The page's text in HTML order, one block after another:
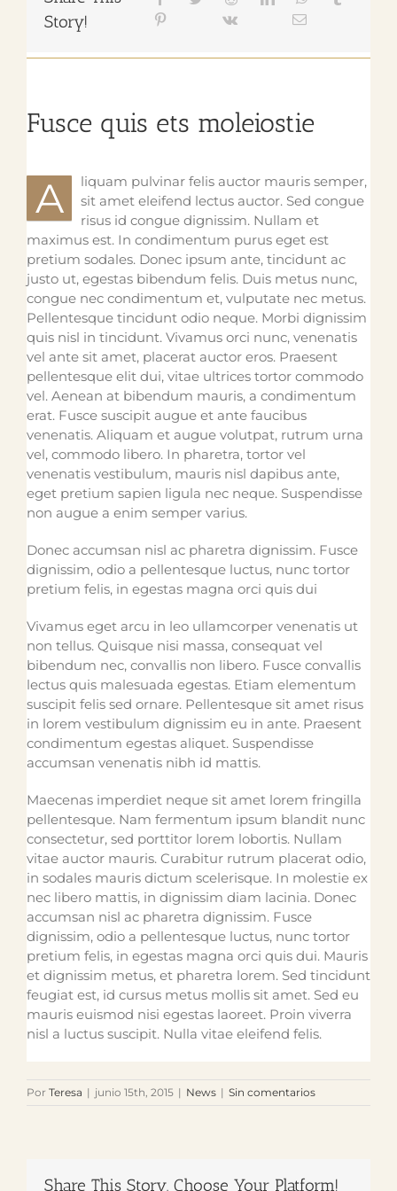
Story!
Fusce quis ets moleiostie
A
liquam pulvinar felis auctor mauris semper,
sit amet eleifend lectus auctor. Sed congue
risus id congue dignissim. Nullam et
maximus est. In condimentum purus eget est
pretium sodales. Donec ipsum ante, tincidunt ac
justo ut, egestas bibendum felis. Duis metus nunc,
congue nec condimentum et, vulputate nec metus.
Pellentesque tincidunt odio neque. Morbi dignissim
quis nisl in tincidunt. Vivamus orci nunc, venenatis
vel ante sit amet, placerat auctor eros. Praesent
pellentesque elit dui, vitae ultrices tortor commodo
vel. Aenean at bibendum mauris, a condimentum
erat. Fusce suscipit augue et ante faucibus
venenatis. Aliquam et augue volutpat, rutrum urna
vel, commodo libero. In pharetra, tortor vel
venenatis vestibulum, mauris nisl dapibus ante,
eget pretium sapien ligula nec neque. Suspendisse
non augue a enim semper varius.
Donec accumsan nisl ac pharetra dignissim. Fusce
dignissim, odio a pellentesque luctus, nunc tortor
pretium felis, in egestas magna orci quis dui
Vivamus eget arcu in leo ullamcorper venenatis ut
non tellus. Quisque nisi massa, consequat vel
bibendum nec, convallis non libero. Fusce convallis
lectus quis malesuada egestas. Etiam elementum
suscipit felis sed ornare. Pellentesque sit amet risus
in lorem vestibulum dignissim eu in ante. Praesent
condimentum egestas aliquet. Suspendisse
accumsan venenatis nibh id mattis.
Maecenas imperdiet neque sit amet lorem fringilla
pellentesque. Nam fermentum ipsum blandit nunc
consectetur, sed porttitor lorem lobortis. Nullam
vitae auctor mauris. Curabitur rutrum placerat odio,
in sodales mauris dictum scelerisque. In molestie ex
nec libero mattis, in dignissim diam lacinia. Donec
accumsan nisl ac pharetra dignissim. Fusce
dignissim, odio a pellentesque luctus, nunc tortor
pretium felis, in egestas magna orci quis dui. Mauris
et dignissim metus, et pharetra lorem. Sed tincidunt
feugiat est, id cursus metus mollis sit amet. Sed eu
mauris euismod nisi egestas laoreet. Proin viverra
nisl a luctus suscipit. Nulla vitae eleifend felis.
Por Teresa | junio 15th, 2015 | News | Sin comentarios
Share This Story, Choose Your Platform!